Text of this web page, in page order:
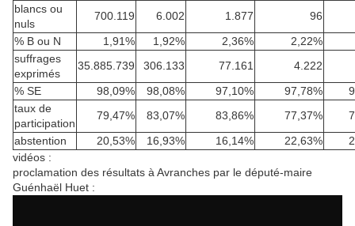
blancs ou
nuls
700.119 6.002 1.877
96
% B ou N
1,91% 1,92% 2,36%
2,22%
suffrages
exprimés
35.885.739 306.133 77.161
4.222
% SE
98,09% 98,08% 97,10% 97,78%
taux de
participation
79,47% 83,07% 83,86% 77,37%
abstention
20,53% 16,93% 16,14% 22,63%
vidéos :
proclamation des résultats à Avranches par le député-maire
Guénhaël Huet :